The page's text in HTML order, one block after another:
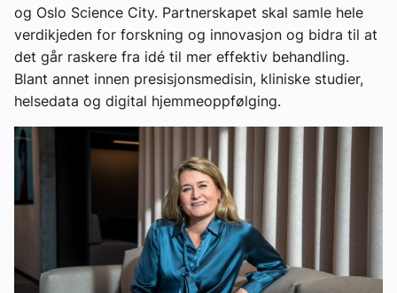
og Oslo Science City. Partnerskapet skal samle hele
verdikjeden for forskning og innovasjon og bidra til at
det går raskere fra idé til mer effektiv behandling.
Blant annet innen presisjonsmedisin, kliniske studier,
helsedata og digital hjemmeoppfølging.